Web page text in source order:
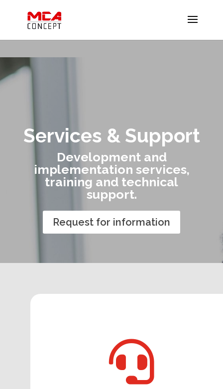
Services & Support
Development and
implementation services,
training and technical
support.
Request for information
